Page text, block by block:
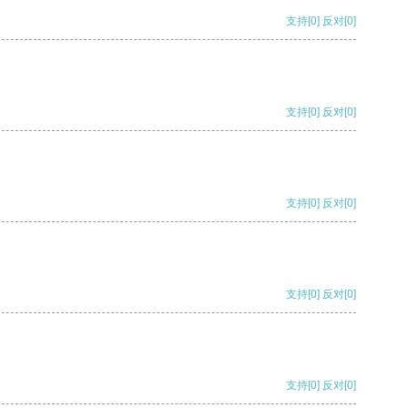
支持[0] 反对[0]
支持[0] 反对[0]
支持[0] 反对[0]
支持[0] 反对[0]
支持[0] 反对[0]